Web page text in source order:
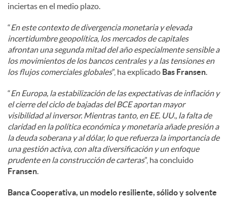
inciertas en el medio plazo.
“En este contexto de divergencia monetaria y elevada
incertidumbre geopolítica, los mercados de capitales
afrontan una segunda mitad del año especialmente sensible a
los movimientos de los bancos centrales y a las tensiones en
los flujos comerciales globales”, ha explicado Bas Fransen
“En Europa, la estabilización de las expectativas de inflación y
el cierre del ciclo de bajadas del BCE aportan mayor
visibilidad al inversor. Mientras tanto, en EE. UU., la falta de
claridad en la política económica y monetaria añade presión a
la deuda soberana y al dólar, lo que refuerza la importancia de
una gestión activa, con alta diversificación y un enfoque
prudente en la construcción de carteras”, ha concluido
Fransen
Banca Cooperativa, un modelo resiliente, sólido y solvente